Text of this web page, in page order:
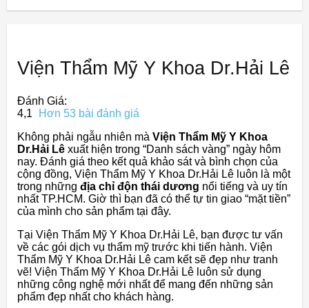
Viện Thẩm Mỹ Y Khoa Dr.Hải Lê
Đánh Giá:
4,1
Hơn 53 bài đánh giá
Không phải ngẫu nhiên mà Viện Thẩm Mỹ Y Khoa
Dr.Hải Lê xuất hiện trong “Danh sách vàng” ngày hôm
nay. Đánh giá theo kết quả khảo sát và bình chọn của
cộng đồng, Viện Thẩm Mỹ Y Khoa Dr.Hải Lê luôn là một
trong những địa chỉ độn thái dương nổi tiếng và uy tín
nhất TP.HCM. Giờ thì bạn đã có thể tự tin giao “mặt tiền”
của mình cho sản phẩm tại đây.
Tại Viện Thẩm Mỹ Y Khoa Dr.Hải Lê, bạn được tư vấn
về các gói dịch vụ thẩm mỹ trước khi tiến hành. Viện
Thẩm Mỹ Y Khoa Dr.Hải Lê cam kết sẽ đẹp như tranh
vẽ! Viện Thẩm Mỹ Y Khoa Dr.Hải Lê luôn sử dụng
những công nghệ mới nhất để mang đến những sản
phẩm đẹp nhất cho khách hàng.